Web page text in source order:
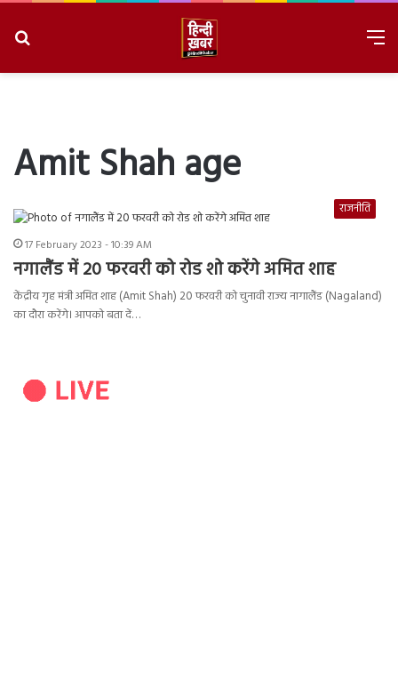
Amit Shah age
राजनीति
17 February 2023 - 10:39 AM
नगालैंड में 20 फरवरी को रोड शो करेंगे अमित शाह
केंद्रीय गृह मंत्री अमित शाह (Amit Shah) 20 फरवरी को चुनावी राज्य नागालैंड (Nagaland)
का दौरा करेंगे। आपको बता दें…